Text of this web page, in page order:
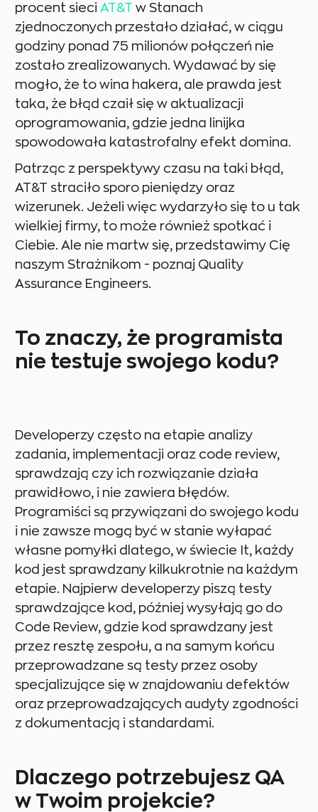
procent sieci AT&T w Stanach
zjednoczonych przestało działać, w ciągu
godziny ponad 75 milionów połączeń nie
zostało zrealizowanych. Wydawać by się
mogło, że to wina hakera, ale prawda jest
taka, że błąd czaił się w aktualizacji
oprogramowania, gdzie jedna linijka
spowodowała katastrofalny efekt domina.
Patrząc z perspektywy czasu na taki błąd,
AT&T straciło sporo pieniędzy oraz
wizerunek. Jeżeli więc wydarzyło się to u tak
wielkiej firmy, to może również spotkać i
Ciebie. Ale nie martw się, przedstawimy Cię
naszym Strażnikom - poznaj Quality
Assurance Engineers.
To znaczy, że programista
nie testuje swojego kodu?
Developerzy często na etapie analizy
zadania, implementacji oraz code review,
sprawdzają czy ich rozwiązanie działa
prawidłowo, i nie zawiera błędów.
Programiści są przywiązani do swojego kodu
i nie zawsze mogą być w stanie wyłapać
własne pomyłki dlatego, w świecie It, każdy
kod jest sprawdzany kilkukrotnie na każdym
etapie. Najpierw developerzy piszą testy
sprawdzające kod, później wysyłają go do
Code Review, gdzie kod sprawdzany jest
przez resztę zespołu, a na samym końcu
przeprowadzane są testy przez osoby
specjalizujące się w znajdowaniu defektów
oraz przeprowadzających audyty zgodności
z dokumentacją i standardami.
Dlaczego potrzebujesz QA
w Twoim projekcie?